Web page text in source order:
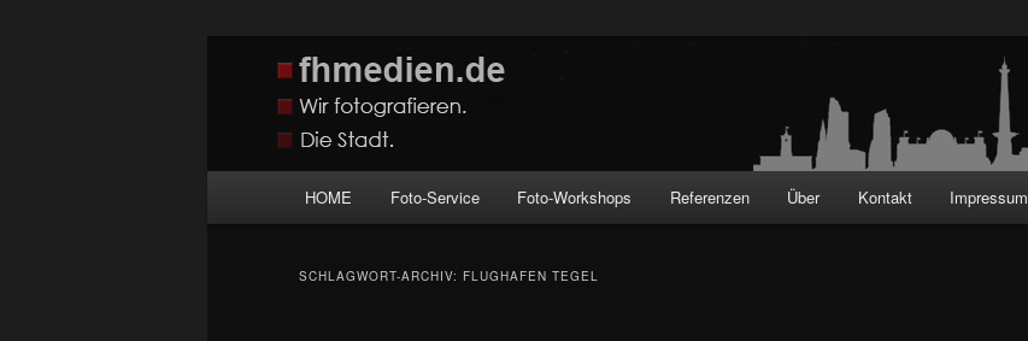
fhmedien.de
Wir fotografieren die Hauptstadt!
HOME Foto-Service Foto-Workshops Referenzen Über Kontakt Impressum
SCHLAGWORT-ARCHIV: FLUGHAFEN TEGEL